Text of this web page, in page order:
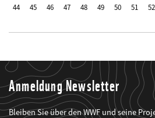
44
45 46 47 48 49 50 51 52
Anmeldung Newsletter
Bleiben Sie über den WWF und seine